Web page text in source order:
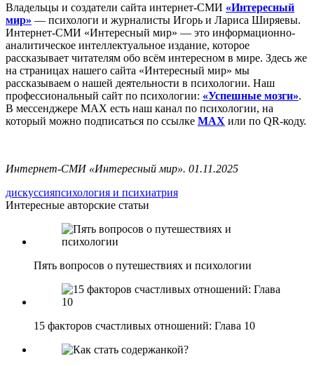
Владельцы и создатели сайта интернет-СМИ «Интересный
мир» — психологи и журналисты Игорь и Лариса Ширяевы.
Интернет-СМИ «Интересный мир» — это информационно-
аналитическое интеллектуальное издание, которое
рассказывает читателям обо всём интересном в мире. Здесь же
на страницах нашего сайта «Интересный мир» мы
рассказываем о нашей деятельности в психологии. Наш
профессиональный сайт по психологии: «Успешные мозги».
В мессенджере MAX есть наш канал по психологии, на
который можно подписаться по ссылке MAX или по QR-коду.
Интернет-СМИ «Интересный мир». 01.11.2025
дискуссияпсихология и психиатрия
Интересные авторские статьи
Пять вопросов о путешествиях и психологии
15 факторов счастливых отношений: Глава 10